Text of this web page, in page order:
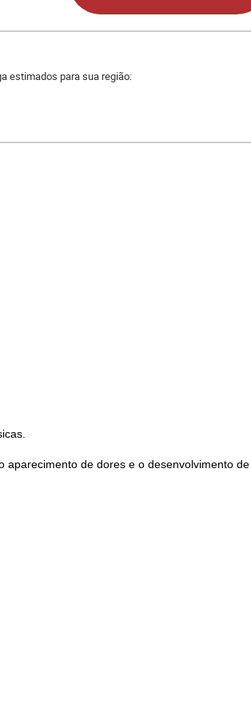
estimados para sua região:
de dores e o desenvolvimento de